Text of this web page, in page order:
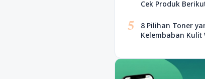
Cek Produk
5
8 Pilihan Toner
Kelembaban Kulit